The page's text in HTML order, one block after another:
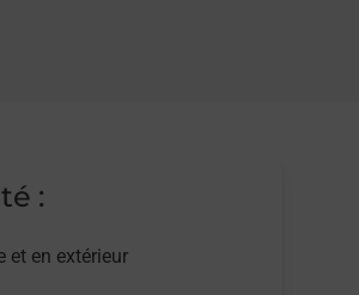
:
et en extérieur